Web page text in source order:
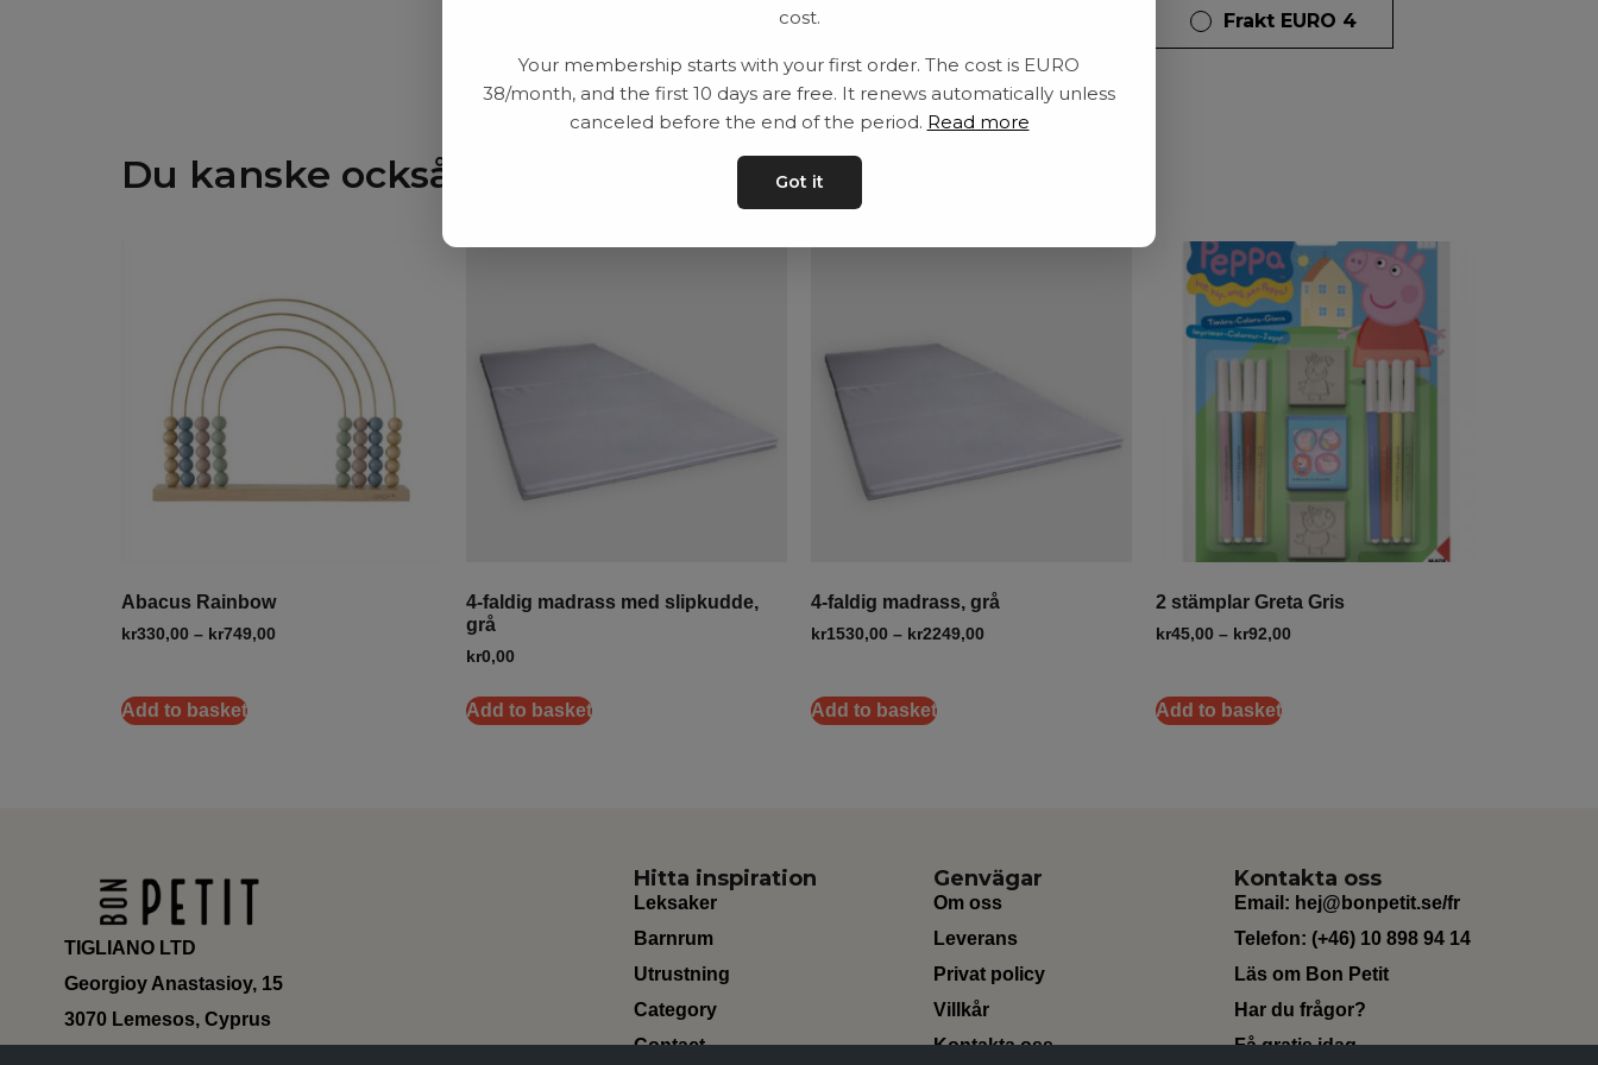
Frakt EURO 4
Du kanske också gillar
Abacus Rainbow
kr330,00 – kr749,00
Add to basket
4-faldig madrass med slipkudde,
grå
kr0,00
Add to basket
4-faldig madrass, grå
kr1530,00 – kr2249,00
Add to basket
2 stämplar Greta Gris
kr45,00 – kr92,00
Add to basket
TIGLIANO LTD
Georgioy Anastasioy, 15
3070 Lemesos, Cyprus
Hitta inspiration
Leksaker
Barnrum
Utrustning
Category
Contact
Genvägar
Om oss
Leverans
Privat policy
Villkår
Kontakta oss
Kontakta oss
Email: hej@bonpetit.se/fr
Telefon: (+46) 10 898 94 14
Läs om Bon Petit
Har du frågor?
Få gratis idag
cost.
Your membership starts with your first order. The cost is EURO
38/month, and the first 10 days are free. It renews automatically unless
canceled before the end of the period. Read more
Got it